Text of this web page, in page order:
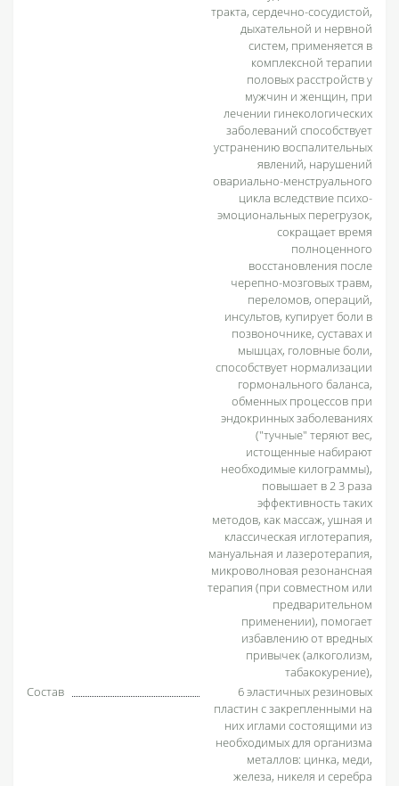
тракта, сердечно-сосудистой,
дыхательной и нервной
систем, применяется в
комплексной терапии
половых расстройств у
мужчин и женщин, при
лечении гинекологических
заболеваний способствует
устранению воспалительных
явлений, нарушений
овариально-менструального
цикла вследствие психо-
эмоциональных перегрузок,
сокращает время
полноценного
восстановления после
черепно-мозговых травм,
переломов, операций,
инсультов, купирует боли в
позвоночнике, суставах и
мышцах, головные боли,
способствует нормализации
гормонального баланса,
обменных процессов при
эндокринных заболеваниях
("тучные" теряют вес,
истощенные набирают
необходимые килограммы),
повышает в 2 3 раза
эффективность таких
методов, как массаж, ушная и
классическая иглотерапия,
мануальная и лазеротерапия,
микроволновая резонансная
терапия (при совместном или
предварительном
применении), помогает
избавлению от вредных
привычек (алкоголизм,
табакокурение),
Состав
6 эластичных резиновых
пластин с закрепленными на
них иглами состоящими из
необходимых для организма
металлов: цинка, меди,
железа, никеля и серебра